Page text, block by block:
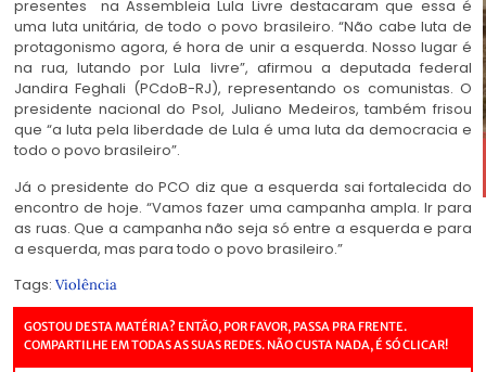
presentes na Assembleia Lula Livre destacaram que essa é
uma luta unitária, de todo o povo brasileiro. “Não cabe luta de
protagonismo agora, é hora de unir a esquerda. Nosso lugar é
na rua, lutando por Lula livre”, afirmou a deputada federal
Jandira Feghali (PCdoB-RJ), representando os comunistas. O
presidente nacional do Psol, Juliano Medeiros, também frisou
que “a luta pela liberdade de Lula é uma luta da democracia e
todo o povo brasileiro”.
Já o presidente do PCO diz que a esquerda sai fortalecida do
encontro de hoje. “Vamos fazer uma campanha ampla. Ir para
as ruas. Que a campanha não seja só entre a esquerda e para
a esquerda, mas para todo o povo brasileiro.”
Tags: Violência
GOSTOU DESTA MATÉRIA? ENTÃO, POR FAVOR, PASSA PRA FRENTE.
COMPARTILHE EM TODAS AS SUAS REDES. NÃO CUSTA NADA, É SÓ CLICAR!